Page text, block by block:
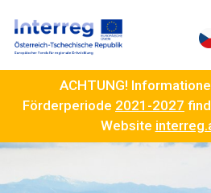
ACHTUNG!
Förderperiode 2021-2027
Website